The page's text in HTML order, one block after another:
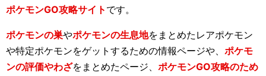
ポケモンGO攻略サイト です。
ポケモンの巣やポケモンの生息地をまとめたレアポケモン
や特定ポケモンをゲットするための情報ページや、 ポケモ
ンの評価やわざをまとめたページ、 ポケモンGO攻略のため